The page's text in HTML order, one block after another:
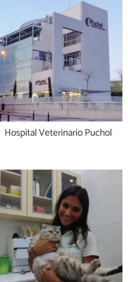
Hospital Veterinario Puchol